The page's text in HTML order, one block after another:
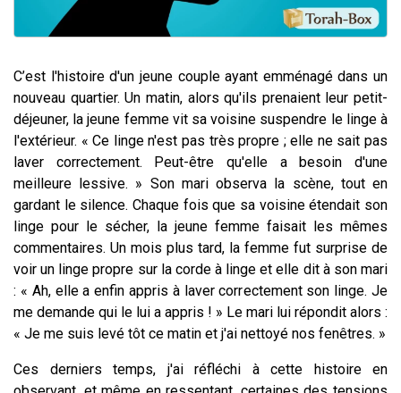
C’est l'histoire d'un jeune couple ayant emménagé dans un
nouveau quartier. Un matin, alors qu'ils prenaient leur petit-
déjeuner, la jeune femme vit sa voisine suspendre le linge à
l'extérieur. « Ce linge n'est pas très propre ; elle ne sait pas
laver correctement. Peut-être qu'elle a besoin d'une
meilleure lessive. » Son mari observa la scène, tout en
gardant le silence. Chaque fois que sa voisine étendait son
linge pour le sécher, la jeune femme faisait les mêmes
commentaires. Un mois plus tard, la femme fut surprise de
voir un linge propre sur la corde à linge et elle dit à son mari
: « Ah, elle a enfin appris à laver correctement son linge. Je
me demande qui le lui a appris ! » Le mari lui répondit alors :
« Je me suis levé tôt ce matin et j'ai nettoyé nos fenêtres. »
Ces derniers temps, j'ai réfléchi à cette histoire en